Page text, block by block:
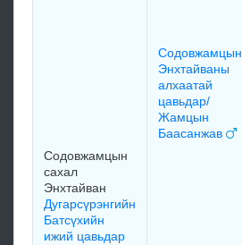
Содовжамцын
сахал
Энхтайван
Дугарсүрэнгийн
Батсүхийн
ижий цавьдар
Содовжамцын
Энхтайваны
алхаатай
цавьдар/
Жамцын
Баасанжав